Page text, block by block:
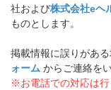
社および株式会社eヘ
ものとします。
掲載情報に誤りがある
ォーム からご連絡を
※お電話での対応は